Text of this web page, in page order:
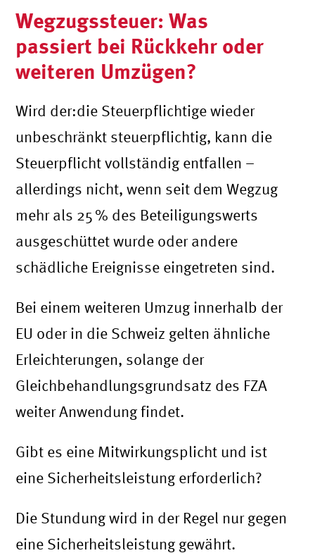
Wegzugssteuer: Was
passiert bei Rückkehr oder
weiteren Umzügen?
Wird der:die Steuerpflichtige wieder
unbeschränkt steuerpflichtig, kann die
Steuerpflicht vollständig entfallen –
allerdings nicht, wenn seit dem Wegzug
mehr als 25 % des Beteiligungswerts
ausgeschüttet wurde oder andere
schädliche Ereignisse eingetreten sind.
Bei einem weiteren Umzug innerhalb der
EU oder in die Schweiz gelten ähnliche
Erleichterungen, solange der
Gleichbehandlungsgrundsatz des FZA
weiter Anwendung findet.
Gibt es eine Mitwirkungsplicht und ist
eine Sicherheitsleistung erforderlich?
Die Stundung wird in der Regel nur gegen
eine Sicherheitsleistung gewährt.